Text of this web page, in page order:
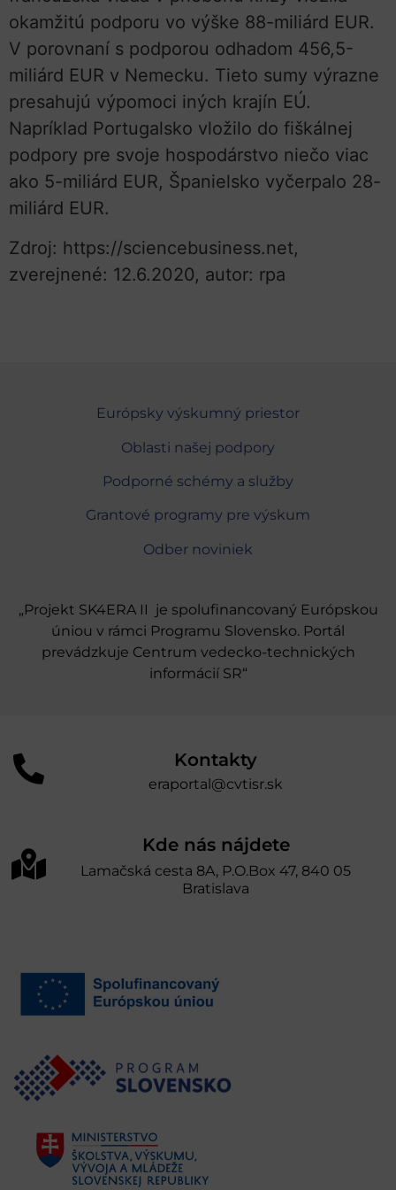
okamžitú podporu vo výške 88-miliárd EUR.
V porovnaní s podporou odhadom 456,5-
miliárd EUR v Nemecku. Tieto sumy výrazne
presahujú výpomoci iných krajín EÚ.
Napríklad Portugalsko vložilo do fiškálnej
podpory pre svoje hospodárstvo niečo viac
ako 5-miliárd EUR, Španielsko vyčerpalo 28-
miliárd EUR.
Zdroj: https://sciencebusiness.net,
zverejnené: 12.6.2020, autor: rpa
Európsky výskumný priestor
Oblasti našej podpory
Podporné schémy a služby
Grantové programy pre výskum
Odber noviniek
„Projekt SK4ERA II je spolufinancovaný Európskou
úniou v rámci Programu Slovensko. Portál
prevádzkuje Centrum vedecko-technických
informácií SR“
Kontakty
eraportal@cvtisr.sk
Kde nás nájdete
Lamačská cesta 8A, P.O.Box 47, 840 05
Bratislava